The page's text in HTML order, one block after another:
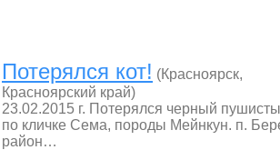
Потерялся кот! (Красноярск,
Красноярский край)
23.02.2015 г. Потерялся черный
по кличке Сема, породы Мейнкун. п.
район…